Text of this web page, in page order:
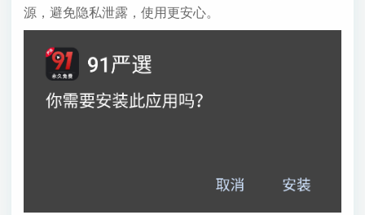
源，避免隐私泄露，使用更安心。